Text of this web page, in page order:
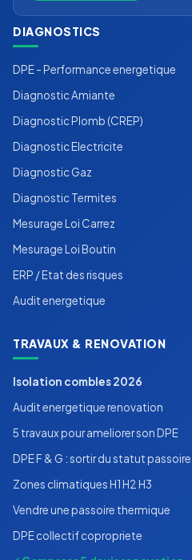
DIAGNOSTICS
DPE - Performance energetique
Diagnostic Amiante
Diagnostic Plomb (CREP)
Diagnostic Electricite
Diagnostic Gaz
Diagnostic Termites
Mesurage Loi Carrez
Mesurage Loi Boutin
ERP / Etat des risques
Audit energetique
TRAVAUX & RENOVATION
Isolation combles 2026
Audit energetique renovation
5 travaux pour ameliorer son DPE
DPE F & G : sortir du statut passoire
Zones climatiques H1 H2 H3
Vendre une passoire thermique
DPE collectif copropriete